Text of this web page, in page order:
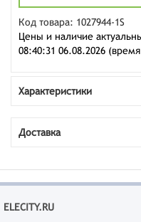
Код товара: 1027944-1S
Цены и наличие
08:40:31 06.08.2026
Характеристики
Доставка
ELECITY.RU